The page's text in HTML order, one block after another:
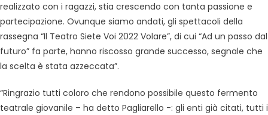
realizzato con i ragazzi, stia crescendo con tanta passione e
partecipazione. Ovunque siamo andati, gli spettacoli della
rassegna “Il Teatro Siete Voi 2022 Volare”, di cui “Ad un passo dal
futuro” fa parte, hanno riscosso grande successo, segnale che
la scelta è stata azzeccata”.
“Ringrazio tutti coloro che rendono possibile questo fermento
teatrale giovanile – ha detto Pagliarello -: gli enti già citati, tutti i